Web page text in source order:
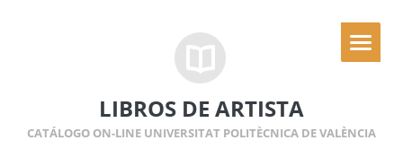
LIBROS DE ARTISTA
CATÁLOGO ON-LINE UNIVERSITAT POLITÈCNICA DE VALÈNCIA